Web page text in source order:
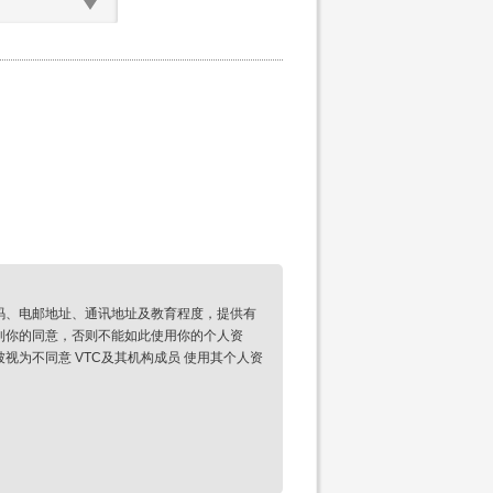
电邮地址、通讯地址及教育程度，提供有
的同意，否则不能如此使用你的个人资
为不同意 VTC及其机构成员 使用其个人资